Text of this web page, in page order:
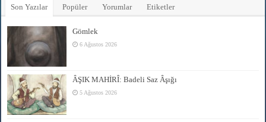
Son Yazılar Popüler Yorumlar Etiketler
Gömlek
6 Ağustos 2026
ÂŞIK MAHİRÎ: Badeli Saz Âşığı
5 Ağustos 2026